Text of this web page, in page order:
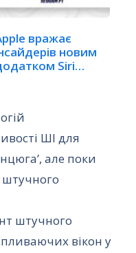
вражає
новим
Siri
ШІ для
але поки
штучного
штучного
вікон у